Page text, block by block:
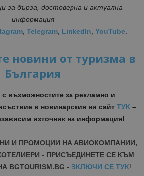
за бърза, достоверна и актуална
информация
, Telegram, LinkedIn, YouTube.
новини от туризма в
България
с възможностите за рекламно и
в новинарския ни сайт ТУК–
източник на информация!
И ПРОМОЦИИ НА АВИОКОМПАНИИ,
- ПРИСЪЕДИНЕТЕ СЕ КЪМ
BGTOURISM.BG - ВКЛЮЧИ СЕ ТУК!